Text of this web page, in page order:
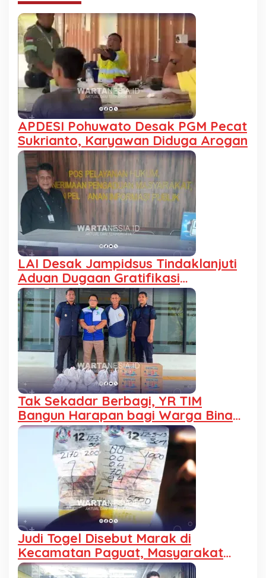
APDESI Pohuwato Desak PGM Pecat
Sukrianto, Karyawan Diduga Arogan
LAI Desak Jampidsus Tindaklanjuti
Aduan Dugaan Gratifikasi
Pengalihan IUP KUD Dharma Tani
Tak Sekadar Berbagi, YR TIM
Bangun Harapan bagi Warga Binaan
Lapas Pohuwato
Judi Togel Disebut Marak di
Kecamatan Paguat, Masyarakat
Minta Polisi Bertindak